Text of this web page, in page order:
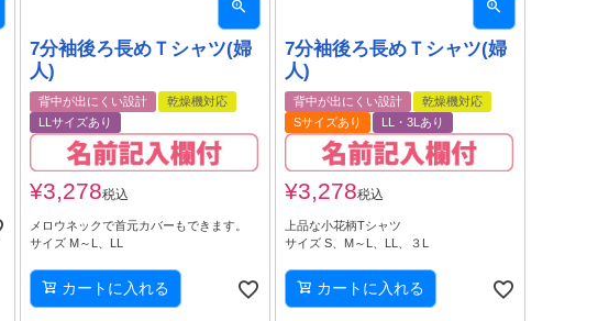
7分袖後ろ長めＴシャツ(婦
人)
背中が出にくい設計
乾燥機対応
LLサイズあり
¥3,278税込
メロウネックで首元カバーもできます。
サイズ M～L、LL
カートに入れる
7分袖後ろ長めＴシャツ(婦
人)
背中が出にくい設計
乾燥機対応
Sサイズあり
LL・3Lあり
¥3,278税込
上品な小花柄Tシャツ
サイズ S、M～L、LL、３L
カートに入れる